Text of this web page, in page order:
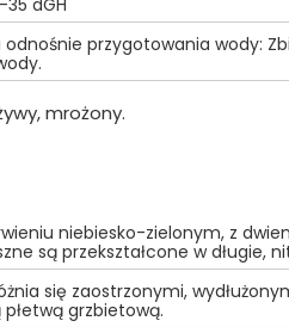
dGH
przygotowania wody:
mrożony.
niebiesko-zielonym, z
są przekształcone w długie,
się zaostrzonymi,
grzbietową.